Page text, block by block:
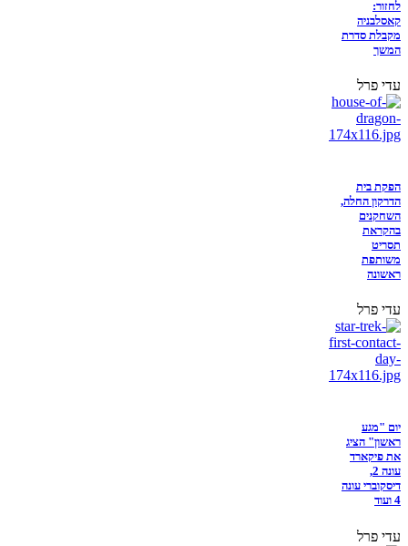
לחזור:
קאסלבניה
מקבלת סדרת
המשך
עדי פרל
הפקת בית
הדרקון החלה,
השחקנים
בהקראת
תסריט
משותפת
ראשונה
עדי פרל
יום "מגע
ראשון" הציג
את פיקארד
עונה 2,
דיסקוברי עונה
4 ועוד
עדי פרל